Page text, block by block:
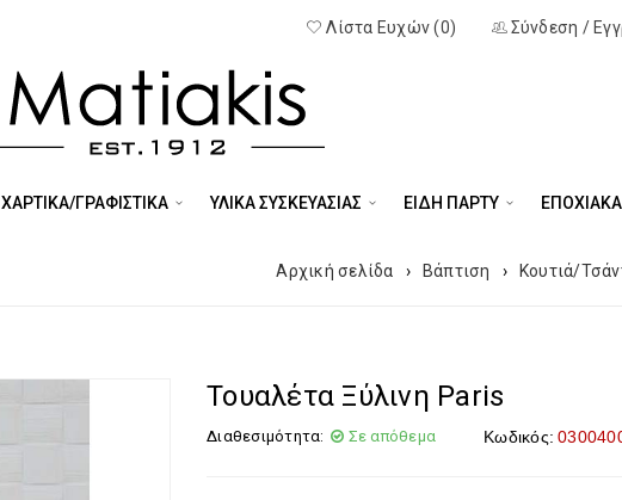
Σύνδεση /
Λίστα Ευχών (0)
ΧΑΡΤΙΚΑ/ΓΡΑΦΙΣΤΙΚΑ ΥΛΙΚΑ ΣΥΣΚΕΥΑΣΙΑΣ ΕΊΔΗ ΠΆΡΤΥ ΕΠΟΧΙΑΚΑ
Αρχική σελίδα › Βάπτιση › Κουτιά/
Τουαλέτα Ξύλινη Paris
Διαθεσιμότητα: Σε απόθεμα Κωδικός: